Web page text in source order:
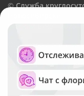
©Служба
Русский Букет, 2026
Общество с
ОГРН:
Юридический
д.42, оф. 3